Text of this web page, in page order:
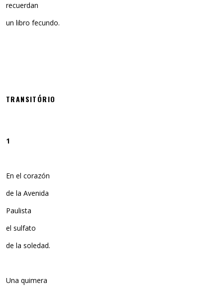
recuerdan
un libro fecundo.
TRANSITÓRIO
1
En el corazón
de la Avenida
Paulista
el sulfato
de la soledad.
Una quimera